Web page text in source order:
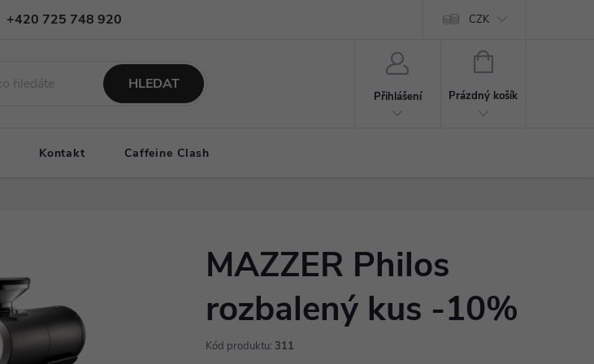
+420 725 748 920 CZK
HLEDAT
Přihlášení
NÁKUPNÍ
Prázdný košík
Kontakt Caffeine Clash
MAZZER Philos
rozbalený kus -10%
Kód produktu: 311